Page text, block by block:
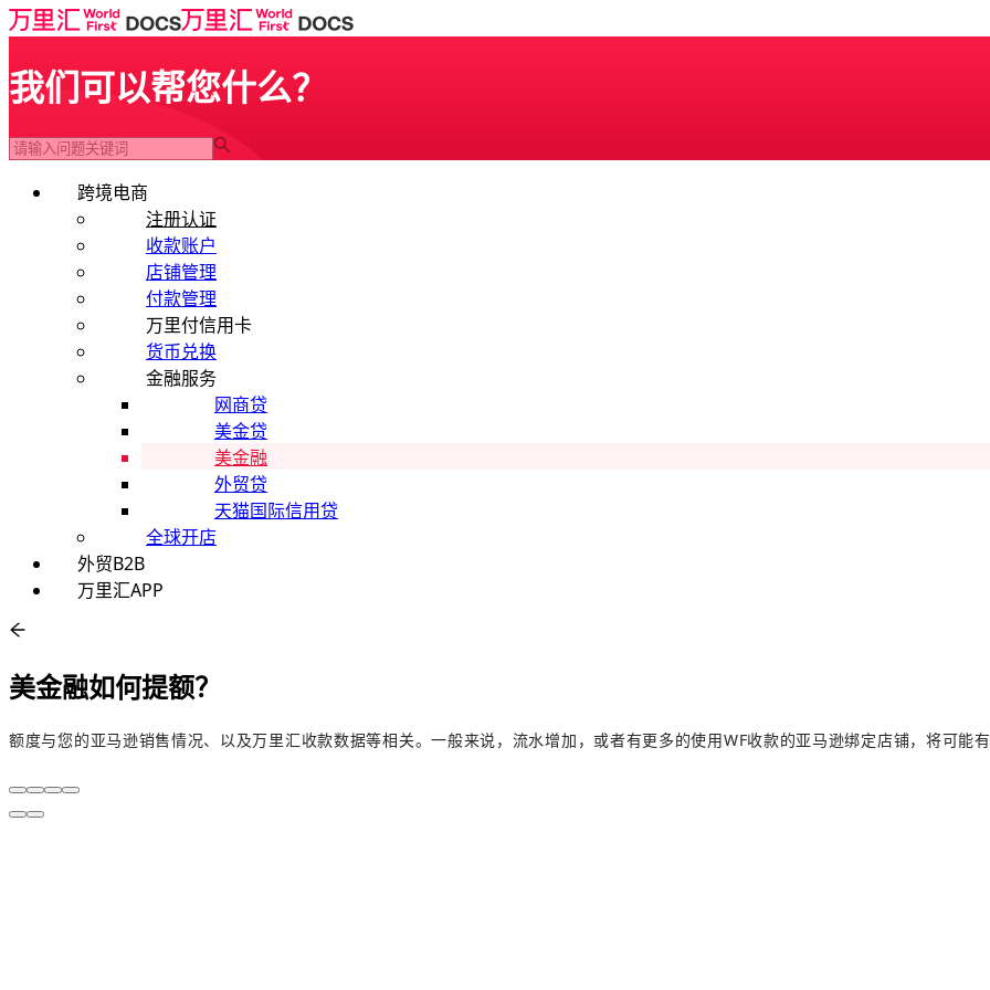
我们可以帮您什么？
跨境电商
注册认证
收款账户
店铺管理
付款管理
万里付信用卡
货币兑换
金融服务
网商贷
美金贷
美金融
外贸贷
天猫国际信用贷
全球开店
外贸B2B
万里汇APP
美金融如何提额？
额度与您的亚马逊销售情况、以及万里汇收款数据等相关。一般来说，流水增加，或者有更多的使用WF收款的亚马逊绑定店铺，将可能有